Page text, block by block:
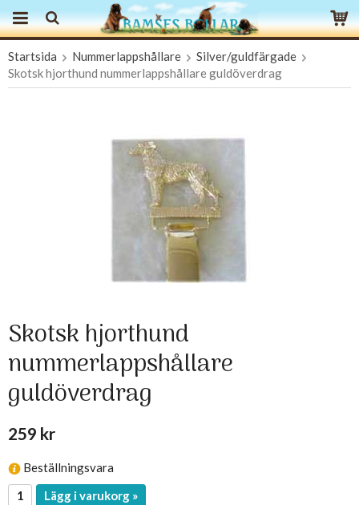
Produkten har blivit tillagd i varukorgen
Startsida Nummerlappshållare
Silver/guldfärgade
Skotsk hjorthund nummerlappshållare guldöverdrag
Skotsk hjorthund
nummerlappshållare
guldöverdrag
259 kr
Beställningsvara
Lägg i varukorg »